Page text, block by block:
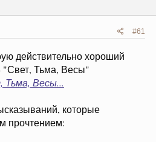
#61
действительно хороший
"Свет, Тьма, Весы"
Тьма, Весы...
которые
прочтением: